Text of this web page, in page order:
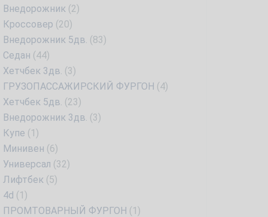
Внедорожник (2)
Кроссовер (20)
Внедорожник 5дв. (83)
Седан (44)
Хетчбек 3дв. (3)
ГРУЗОПАССАЖИРСКИЙ ФУРГОН (4)
Хетчбек 5дв. (23)
Внедорожник 3дв. (3)
Купе (1)
Минивен (6)
Универсал (32)
Лифтбек (5)
4d (1)
ПРОМТОВАРНЫЙ ФУРГОН (1)